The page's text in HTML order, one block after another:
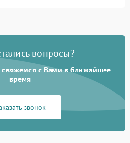
2400 ₽ Подробнее →
2000 ₽
Подробнее →
вопросы?
свяжемся с Вами в ближайшее
время
звонок